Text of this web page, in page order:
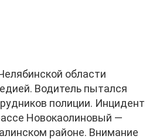
области
Водитель пытался
полиции. Инцидент
Новокаолиновый —
районе. Внимание